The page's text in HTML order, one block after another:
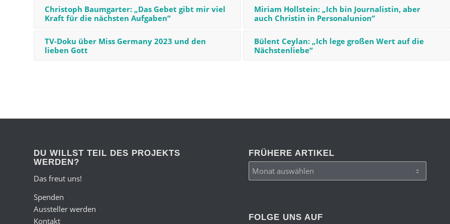
Christoph Baumgarter: „Das Gebet gibt mir viel
Kraft für die nächsten Aufgaben“
Miriam Hollstein: „Ich bin Journalistin, aber
auch Christin in Personalunion“
TV-Doku über Miss Germany 2023 und den
lieben Gott
Bülent Ceylan: „Ich lege großen Wert auf die
Nächstenliebe“
DU WILLST TEIL DES PROJEKTS
WERDEN?
Das freut uns!
Spenden
Aussteller werden
Kontakt
FRÜHERE ARTIKEL
FOLGE UNS AUF